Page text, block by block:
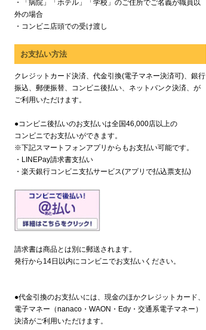
・「病院」「ホテル」「学校」のご住所でご名義が職員以
外の場合
・コンビニ店頭での受け渡し
お支払い方法
クレジットカード決済、代金引換(電子マネー決済可)、銀行
振込、郵便振替、コンビニ後払い、ネットバンク決済、が
ご利用いただけます。
●コンビニ後払いのお支払いは全国46,000店以上の
コンビニでお支払いができます。
※下記スマートフォンアプリからもお支払い可能です。
・LINEPay請求書支払い
・楽天銀行コンビニ支払サービス(アプリで払込票支払)
請求書は商品とは別に郵送されます。
発行から14日以内にコンビニでお支払いください。
●代金引換のお支払いには、現金のほかクレジットカード、
電子マネー（nanaco・WAON・Edy・交通系電子マネー）
決済がご利用いただけます。